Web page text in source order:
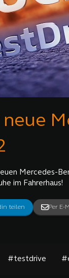
Mercedes-
im Fahrerhaus!
teilen Per E-
#testdrive